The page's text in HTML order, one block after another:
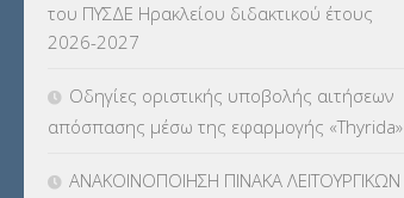
ΚΠπ- ΚΡΑΤΙΚΟ ΠΙΣΤΟΠΟΙΗΤΙΚΟ
ΠΛΗΡΟΦΟΡΙΚΗΣ
ΛΟΙΠΑ(309)
του ΠΥΣΔΕ Ηρακλείου διδακτικού έτους
2026-2027
Οδηγίες οριστικής υποβολής αιτήσεων
απόσπασης μέσω της εφαρμογής «Thyrida»
ΑΝΑΚΟΙΝΟΠΟΙΗΣΗ ΠΙΝΑΚΑ ΛΕΙΤΟΥΡΓΙΚΩΝ